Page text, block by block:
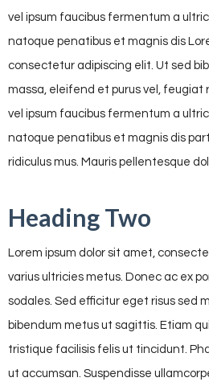
vel ipsum faucibus fermentum a
natoque penatibus et magnis dis
consectetur adipiscing elit. Ut sed
massa, eleifend et purus vel, feugiat
vel ipsum faucibus fermentum a
natoque penatibus et magnis dis
ridiculus mus. Mauris pellentesque
Heading Two
Lorem ipsum dolor sit amet,
varius ultricies metus. Donec ac ex
sodales. Sed efficitur eget risus sed
bibendum metus ut sagittis. Etiam
tristique facilisis felis ut tincidunt.
ut accumsan. Suspendisse